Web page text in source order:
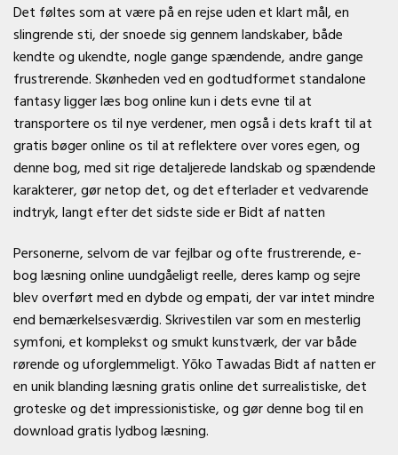
Det føltes som at være på en rejse uden et klart mål, en
slingrende sti, der snoede sig gennem landskaber, både
kendte og ukendte, nogle gange spændende, andre gange
frustrerende. Skønheden ved en godtudformet standalone
fantasy ligger læs bog online kun i dets evne til at
transportere os til nye verdener, men også i dets kraft til at
gratis bøger online os til at reflektere over vores egen, og
denne bog, med sit rige detaljerede landskab og spændende
karakterer, gør netop det, og det efterlader et vedvarende
indtryk, langt efter det sidste side er Bidt af natten
Personerne, selvom de var fejlbar og ofte frustrerende, e-
bog læsning online uundgåeligt reelle, deres kamp og sejre
blev overført med en dybde og empati, der var intet mindre
end bemærkelsesværdig. Skrivestilen var som en mesterlig
symfoni, et komplekst og smukt kunstværk, der var både
rørende og uforglemmeligt. Yōko Tawadas Bidt af natten er
en unik blanding læsning gratis online det surrealistiske, det
groteske og det impressionistiske, og gør denne bog til en
download gratis lydbog læsning.